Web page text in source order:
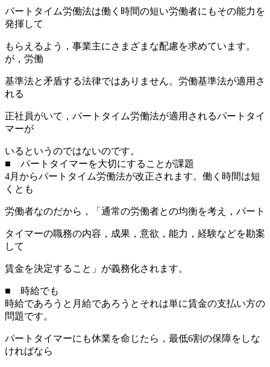
パートタイム労働法は働く時間の短い労働者にもその能力を
発揮して
もらえるよう，事業主にさまざまな配慮を求めています。
が，労働
基準法と矛盾する法律ではありません。労働基準法が適用さ
れる
正社員がいて，パートタイム労働法が適用されるパートタイ
マーが
いるというのではないのです。
■ パートタイマーを大切にすることが課題
4月からパートタイム労働法が改正されます。働く時間は短
くとも
労働者なのだから，「通常の労働者との均衡を考え，パート
タイマーの職務の内容，成果，意欲，能力，経験などを勘案
して
賃金を決定すること」が義務化されます。
■ 時給でも
時給であろうと月給であろうとそれは単に賃金の支払い方の
問題です。
パートタイマーにも休業を命じたら，最低6割の保障をしな
ければなら